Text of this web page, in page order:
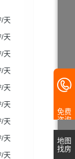
天
天
天
天
天
天
天
天
天
免费
咨询
地图
找房